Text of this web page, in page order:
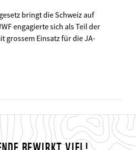
bringt die Schweiz auf
engagierte sich als Teil der
grossem Einsatz für die JA-